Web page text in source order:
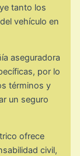
tanto los
vehículo en
aseguradora
por lo
términos y
un seguro
ofrece
civil,